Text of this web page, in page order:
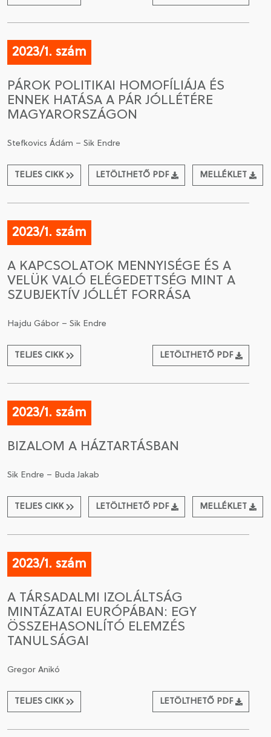
2023/1. szám
PÁROK POLITIKAI HOMOFÍLIÁJA ÉS
ENNEK HATÁSA A PÁR JÓLLÉTÉRE
MAGYARORSZÁGON
Stefkovics Ádám – Sik Endre
TELJES CIKK LETÖLTHETŐ PDF MELLÉKLET
2023/1. szám
A KAPCSOLATOK MENNYISÉGE ÉS A
VELÜK VALÓ ELÉGEDETTSÉG MINT A
SZUBJEKTÍV JÓLLÉT FORRÁSA
Hajdu Gábor – Sik Endre
TELJES CIKK LETÖLTHETŐ PDF
2023/1. szám
BIZALOM A HÁZTARTÁSBAN
Sik Endre – Buda Jakab
TELJES CIKK LETÖLTHETŐ PDF MELLÉKLET
2023/1. szám
A TÁRSADALMI IZOLÁLTSÁG
MINTÁZATAI EURÓPÁBAN: EGY
ÖSSZEHASONLÍTÓ ELEMZÉS
TANULSÁGAI
Gregor Anikó
TELJES CIKK LETÖLTHETŐ PDF